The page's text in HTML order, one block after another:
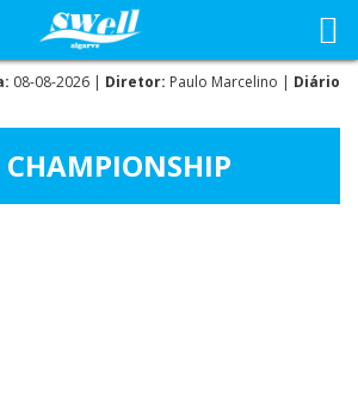
08-08-2026 | Diretor: Paulo Marcelino | Diário
CHAMPIONSHIP